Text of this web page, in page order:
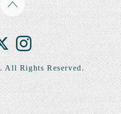
. All Rights Reserved.